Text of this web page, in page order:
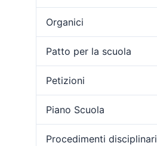
Organici
Patto per la scuola
Petizioni
Piano Scuola
Procedimenti disciplinari